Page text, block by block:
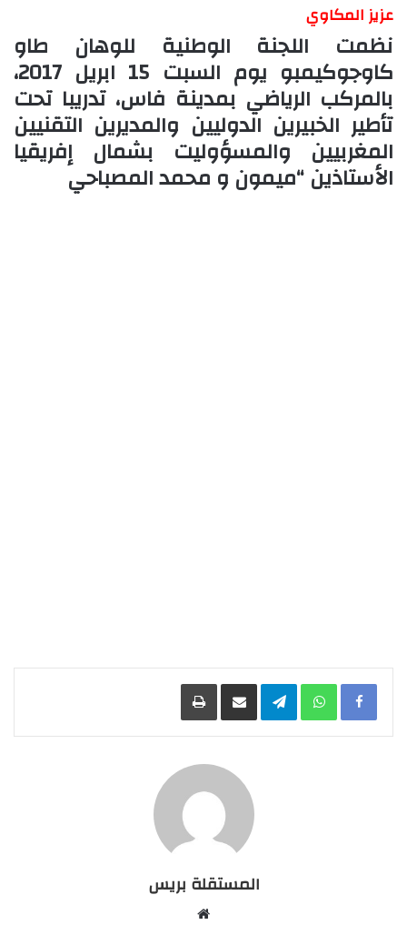
عزيز المكاوي
نظمت اللجنة الوطنية للوهان طاو
كاوجوكيمبو يوم السبت 15 ابريل 2017،
بالمركب الرياضي بمدينة فاس، تدريبا تحت
تأطير الخبيرين الدوليين والمديرين التقنيين
المغربيين والمسؤوليت بشمال إفريقيا
الأستاذين “ميمون و محمد المصباحي
Facebook
WhatsApp
Telegramمشاركة عبر البريد طباعة
المستقلة بريس